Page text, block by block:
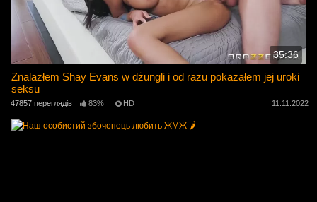
35:36
Znalazłem Shay Evans w dżungli i od razu pokazałem jej uroki
seksu
47857 переглядів 83% HD 11.11.2022